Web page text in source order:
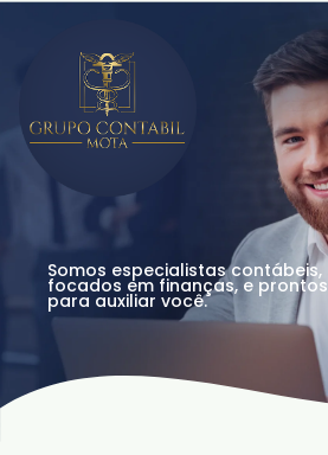
Somos especialistas contábeis,
focados em finanças, e prontos
para auxiliar você.